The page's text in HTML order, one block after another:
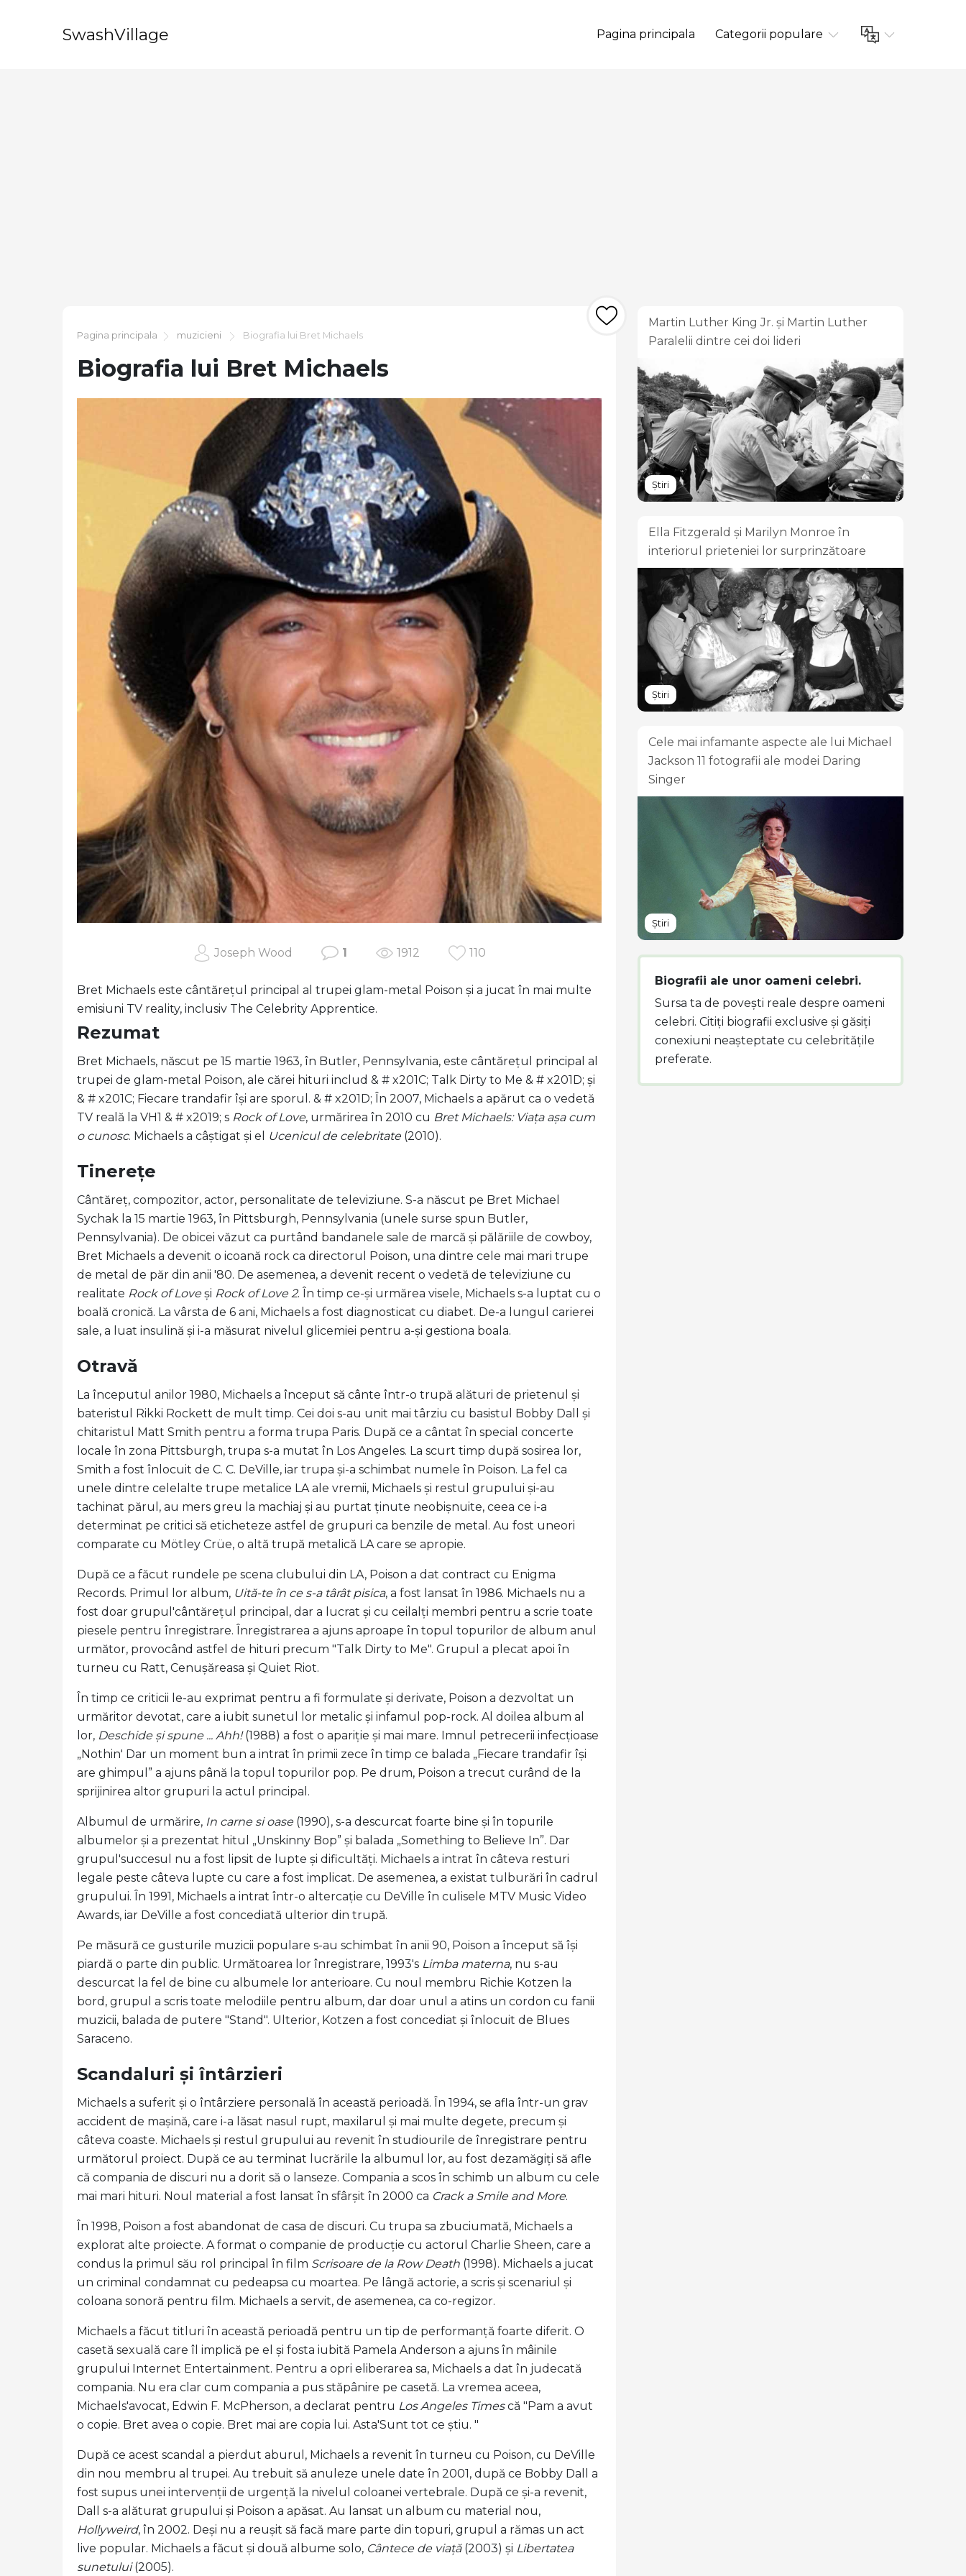
SwashVillage Pagina principala Categorii populare
Pagina principala muzicieni Biografia lui Bret Michaels
Biografia lui Bret Michaels
Joseph Wood 1 1912 110
Bret Michaels este cântărețul principal al trupei glam-metal Poison și a jucat în mai multe
emisiuni TV reality, inclusiv The Celebrity Apprentice.
Rezumat
Bret Michaels, născut pe 15 martie 1963, în Butler, Pennsylvania, este cântărețul principal al
trupei de glam-metal Poison, ale cărei hituri includ & # x201C; Talk Dirty to Me & # x201D; și
& # x201C; Fiecare trandafir își are sporul. & # x201D; În 2007, Michaels a apărut ca o vedetă
TV reală la VH1 & # x2019; s Rock of Love, urmărirea în 2010 cu Bret Michaels: Viața așa cum
o cunosc. Michaels a câștigat și el Ucenicul de celebritate(2010).
Tinerețe
Cântăreț, compozitor, actor, personalitate de televiziune. S-a născut pe Bret Michael
Sychak la 15 martie 1963, în Pittsburgh, Pennsylvania (unele surse spun Butler,
Pennsylvania). De obicei văzut ca purtând bandanele sale de marcă și pălăriile de cowboy,
Bret Michaels a devenit o icoană rock ca directorul Poison, una dintre cele mai mari trupe
de metal de păr din anii '80. De asemenea, a devenit recent o vedetă de televiziune cu
realitate Rock of Loveși Rock of Love 2. În timp ce-și urmărea visele, Michaels s-a luptat cu o
boală cronică. La vârsta de 6 ani, Michaels a fost diagnosticat cu diabet. De-a lungul carierei
sale, a luat insulină și i-a măsurat nivelul glicemiei pentru a-și gestiona boala.
Otravă
La începutul anilor 1980, Michaels a început să cânte într-o trupă alături de prietenul și
bateristul Rikki Rockett de mult timp. Cei doi s-au unit mai târziu cu basistul Bobby Dall și
chitaristul Matt Smith pentru a forma trupa Paris. După ce a cântat în special concerte
locale în zona Pittsburgh, trupa s-a mutat în Los Angeles. La scurt timp după sosirea lor,
Smith a fost înlocuit de C. C. DeVille, iar trupa și-a schimbat numele în Poison. La fel ca
unele dintre celelalte trupe metalice LA ale vremii, Michaels și restul grupului și-au
tachinat părul, au mers greu la machiaj și au purtat ținute neobișnuite, ceea ce i-a
determinat pe critici să eticheteze astfel de grupuri ca benzile de metal. Au fost uneori
comparate cu Mötley Crüe, o altă trupă metalică LA care se apropie.
După ce a făcut rundele pe scena clubului din LA, Poison a dat contract cu Enigma
Records. Primul lor album, Uită-te în ce s-a târât pisica, a fost lansat în 1986. Michaels nu a
fost doar grupul'cântărețul principal, dar a lucrat și cu ceilalți membri pentru a scrie toate
piesele pentru înregistrare. Înregistrarea a ajuns aproape în topul topurilor de album anul
următor, provocând astfel de hituri precum "Talk Dirty to Me". Grupul a plecat apoi în
turneu cu Ratt, Cenușăreasa și Quiet Riot.
În timp ce criticii le-au exprimat pentru a fi formulate și derivate, Poison a dezvoltat un
urmăritor devotat, care a iubit sunetul lor metalic și infamul pop-rock. Al doilea album al
lor, Deschide și spune ... Ahh!(1988) a fost o apariție și mai mare. Imnul petrecerii infecțioase
„Nothin' Dar un moment bun a intrat în primii zece în timp ce balada „Fiecare trandafir își
are ghimpul” a ajuns până la topul topurilor pop. Pe drum, Poison a trecut curând de la
sprijinirea altor grupuri la actul principal.
Albumul de urmărire, In carne si oase(1990), s-a descurcat foarte bine și în topurile
albumelor și a prezentat hitul „Unskinny Bop” și balada „Something to Believe In”. Dar
grupul'succesul nu a fost lipsit de lupte și dificultăți. Michaels a intrat în câteva resturi
legale peste câteva lupte cu care a fost implicat. De asemenea, a existat tulburări în cadrul
grupului. În 1991, Michaels a intrat într-o altercație cu DeVille în culisele MTV Music Video
Awards, iar DeVille a fost concediată ulterior din trupă.
Pe măsură ce gusturile muzicii populare s-au schimbat în anii 90, Poison a început să își
piardă o parte din public. Următoarea lor înregistrare, 1993's Limba materna, nu s-au
descurcat la fel de bine cu albumele lor anterioare. Cu noul membru Richie Kotzen la
bord, grupul a scris toate melodiile pentru album, dar doar unul a atins un cordon cu fanii
muzicii, balada de putere "Stand". Ulterior, Kotzen a fost concediat și înlocuit de Blues
Saraceno.
Scandaluri și întârzieri
Michaels a suferit și o întârziere personală în această perioadă. În 1994, se afla într-un grav
accident de mașină, care i-a lăsat nasul rupt, maxilarul și mai multe degete, precum și
câteva coaste. Michaels și restul grupului au revenit în studiourile de înregistrare pentru
următorul proiect. După ce au terminat lucrările la albumul lor, au fost dezamăgiți să afle
că compania de discuri nu a dorit să o lanseze. Compania a scos în schimb un album cu cele
mai mari hituri. Noul material a fost lansat în sfârșit în 2000 ca Crack a Smile and More.
În 1998, Poison a fost abandonat de casa de discuri. Cu trupa sa zbuciumată, Michaels a
explorat alte proiecte. A format o companie de producție cu actorul Charlie Sheen, care a
condus la primul său rol principal în film Scrisoare de la Row Death (1998). Michaels a jucat
un criminal condamnat cu pedeapsa cu moartea. Pe lângă actorie, a scris și scenariul și
coloana sonoră pentru film. Michaels a servit, de asemenea, ca co-regizor.
Michaels a făcut titluri în această perioadă pentru un tip de performanță foarte diferit. O
casetă sexuală care îl implică pe el și fosta iubită Pamela Anderson a ajuns în mâinile
grupului Internet Entertainment. Pentru a opri eliberarea sa, Michaels a dat în judecată
compania. Nu era clar cum compania a pus stăpânire pe casetă. La vremea aceea,
Michaels'avocat, Edwin F. McPherson, a declarat pentru Los Angeles Timescă "Pam a avut
o copie. Bret avea o copie. Bret mai are copia lui. Asta'Sunt tot ce știu. "
După ce acest scandal a pierdut aburul, Michaels a revenit în turneu cu Poison, cu DeVille
din nou membru al trupei. Au trebuit să anuleze unele date în 2001, după ce Bobby Dall a
fost supus unei intervenții de urgență la nivelul coloanei vertebrale. După ce și-a revenit,
Dall s-a alăturat grupului și Poison a apăsat. Au lansat un album cu material nou,
Hollyweird, în 2002. Deși nu a reușit să facă mare parte din topuri, grupul a rămas un act
live popular. Michaels a făcut și două albume solo, Cântece de viață(2003) și Libertatea
sunetului(2005).
Martin Luther King Jr. și Martin Luther
Paralelii dintre cei doi lideri
Știri
Ella Fitzgerald și Marilyn Monroe în
interiorul prieteniei lor surprinzătoare
Știri
Cele mai infamante aspecte ale lui Michael
Jackson 11 fotografii ale modei Daring
Singer
Știri
Biografii ale unor oameni celebri.
Sursa ta de povești reale despre oameni
celebri. Citiți biografii exclusive și găsiți
conexiuni neașteptate cu celebritățile
preferate.